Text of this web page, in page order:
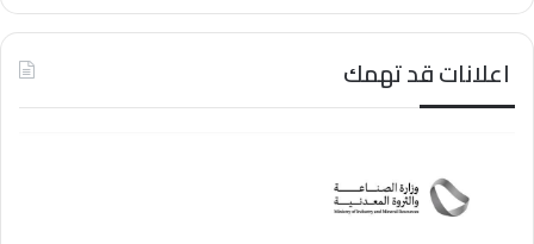
اعلانات قد تهمك